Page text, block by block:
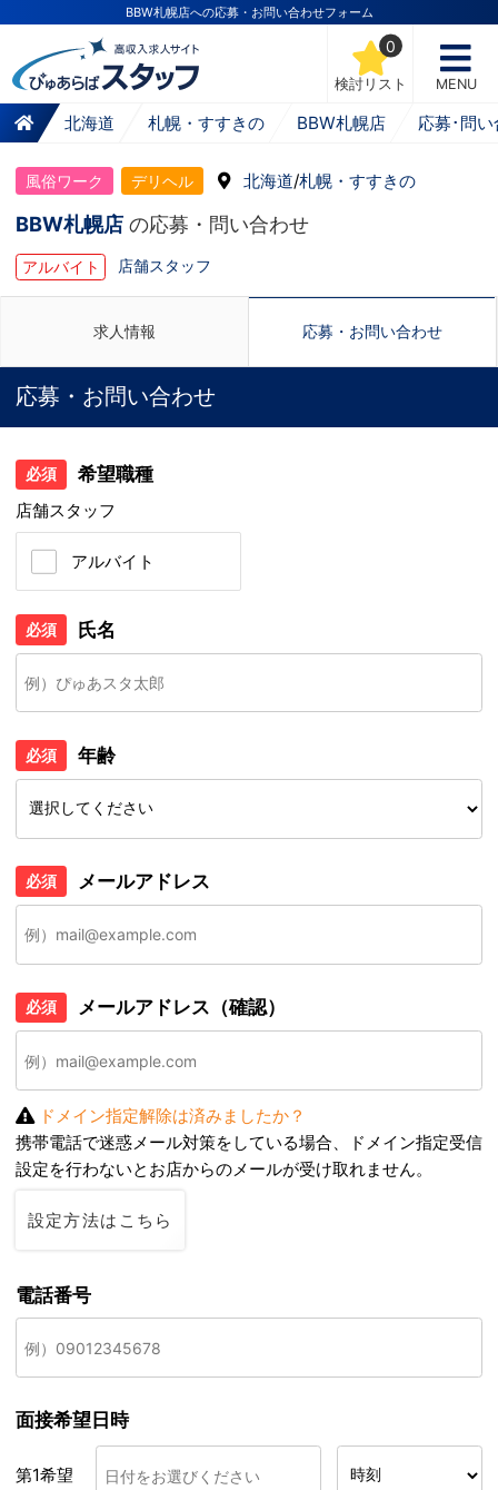
BBW札幌店への応募・お問い合わせフォーム
検討リスト
0
MENU
北海道 札幌・すすきの BBW札幌店 応募･問
風俗ワーク デリヘル 北海道/札幌・すすきの
BBW札幌店 の応募・問い合わせ
アルバイト 店舗スタッフ
求人情報 応募・お問い合わせ
応募・お問い合わせ
必須 希望職種
店舗スタッフ
アルバイト
必須 氏名
必須 年齢
必須 メールアドレス
必須 メールアドレス（確認）
ドメイン指定解除は済みましたか？
携帯電話で迷惑メール対策をしている場合、ドメイン指定受信
設定を行わないとお店からのメールが受け取れません。
設定方法はこちら
電話番号
面接希望日時
第1希望